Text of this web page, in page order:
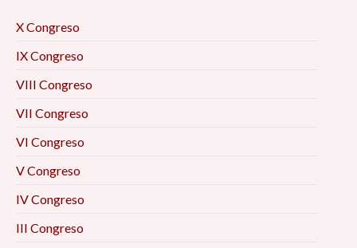
X Congreso
IX Congreso
VIII Congreso
VII Congreso
VI Congreso
V Congreso
IV Congreso
III Congreso